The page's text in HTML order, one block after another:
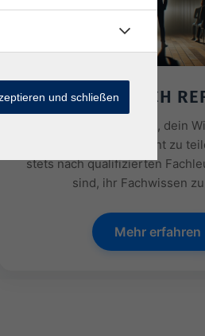
WIE WERDE ICH
Hast du Interesse daran, dein
Erfahrungen als Referent zu
stets nach qualifizierten
sind, ihr Fachwissen
Mehr erfahren
und schließen